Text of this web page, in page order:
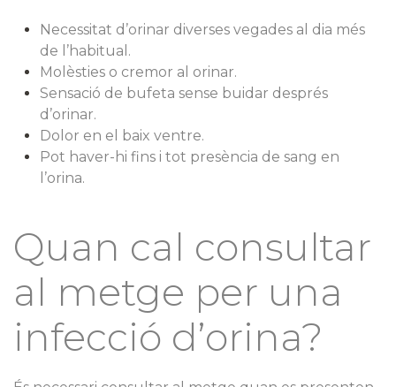
Necessitat d’orinar diverses vegades al dia més
de l’habitual.
Molèsties o cremor al orinar.
Sensació de bufeta sense buidar després
d’orinar.
Dolor en el baix ventre.
Pot haver-hi fins i tot presència de sang en
l’orina.
Quan cal consultar
al metge per una
infecció d’orina?